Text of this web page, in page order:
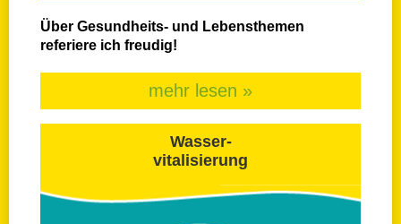
Über Gesundheits- und Lebensthemen
referiere ich freudig!
mehr lesen »
Wasser-
vitalisierung